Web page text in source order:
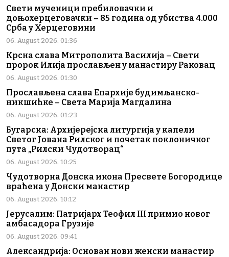
Свети мученици пребиловачки и
доњохерцеговачки – 85 година од убиства 4.000
Срба у Херцеговини
06. August 2026. 01:36
Крсна слава Митрополита Василија – Свети
пророк Илија прослављен у манастиру Раковац
06. August 2026. 01:30
Прослављена слава Епархије будимљанско-
никшићке – Света Марија Магдалина
06. August 2026. 01:23
Бугарска: Архијерејска литургија у капели
Светог Јована Рилског и почетак поклоничког
пута „Рилски Чудотворац“
06. August 2026. 10:25
Чудотворна Донска икона Пресвете Богородице
враћена у Донски манастир
06. August 2026. 10:12
Јерусалим: Патријарх Теофил III примио новог
амбасадора Грузије
06. August 2026. 09:41
Александрија: Основан нови женски манастир